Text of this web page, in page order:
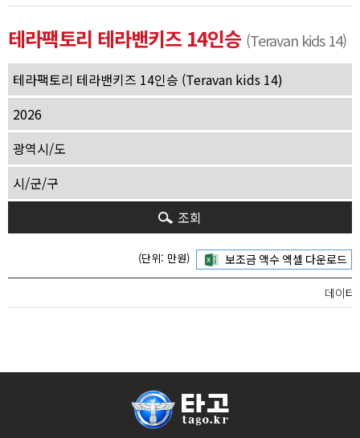
테라팩토리 테라밴키즈 14인승 (Teravan kids 14)
조회
(단위: 만원)
데이터